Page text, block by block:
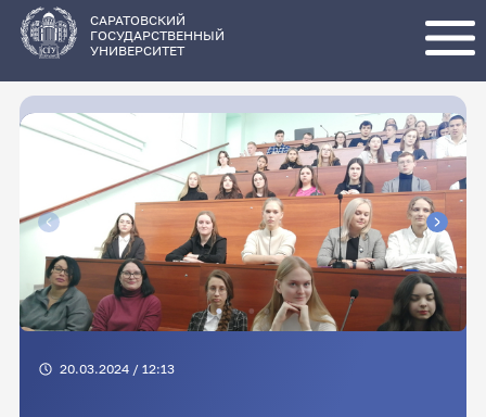
основному
содержанию
САРАТОВСКИЙ
ГОСУДАРСТВЕННЫЙ
УНИВЕРСИТЕТ
20.03.2024 / 12:13